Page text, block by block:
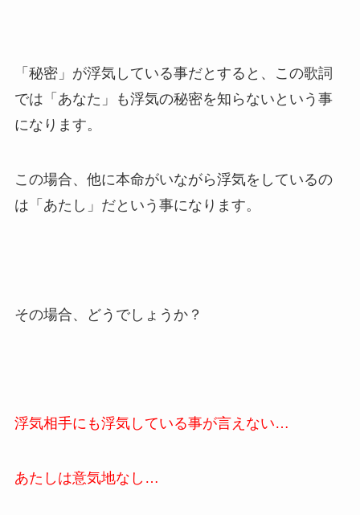
「秘密」が浮気している事だとすると、この歌詞
では「あなた」も浮気の秘密を知らないという事
になります。
この場合、他に本命がいながら浮気をしているの
は「あたし」だという事になります。
その場合、どうでしょうか？
浮気相手にも浮気している事が言えない…
あたしは意気地なし…